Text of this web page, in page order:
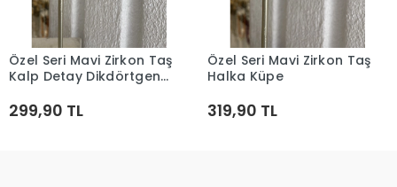
Sepete Ekle
Özel Seri Mavi Zirkon Taş
Kalp Detay Dikdörtgen
299,90 TL
Sepete Ekle
Özel Seri Mavi Zirkon Taş
Halka Küpe
319,90 TL